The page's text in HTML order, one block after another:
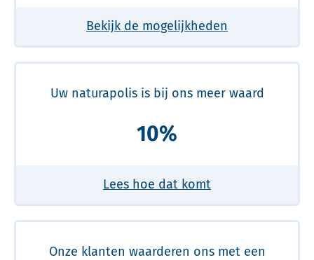
Bekijk de mogelijkheden
Uw naturapolis is bij ons meer waard
10%
Lees hoe dat komt
Onze klanten waarderen ons met een